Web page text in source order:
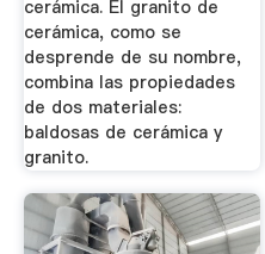
cerámica. El granito de
cerámica, como se
desprende de su nombre,
combina las propiedades
de dos materiales:
baldosas de cerámica y
granito.